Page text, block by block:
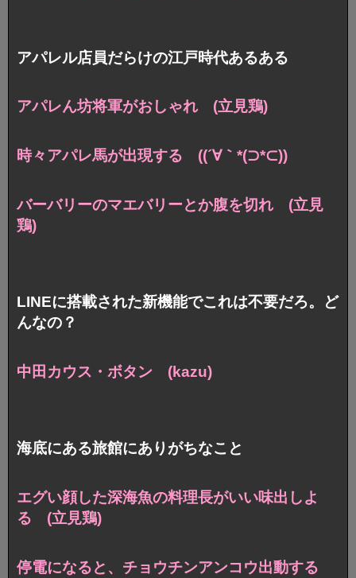
アパレル店員だらけの江戸時代あるある
アパレん坊将軍がおしゃれ (立見鶏)
時々アパレ馬が出現する ((´∀｀*(⊃*⊂))
バーバリーのマエバリーとか腹を切れ (立見
鶏)
LINEに搭載された新機能でこれは不要だろ。ど
んなの？
中田カウス・ボタン (kazu)
海底にある旅館にありがちなこと
エグい顔した深海魚の料理長がいい味出しよ
る (立見鶏)
停電になると、チョウチンアンコウ出動する